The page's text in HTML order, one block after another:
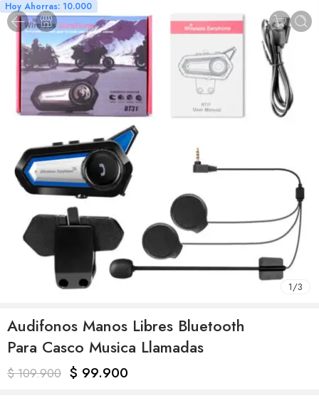
1/3
Hoy Ahorras: 10.000
Audifonos Manos Libres Bluetooth
Para Casco Musica Llamadas
$109.900 $ 99.900